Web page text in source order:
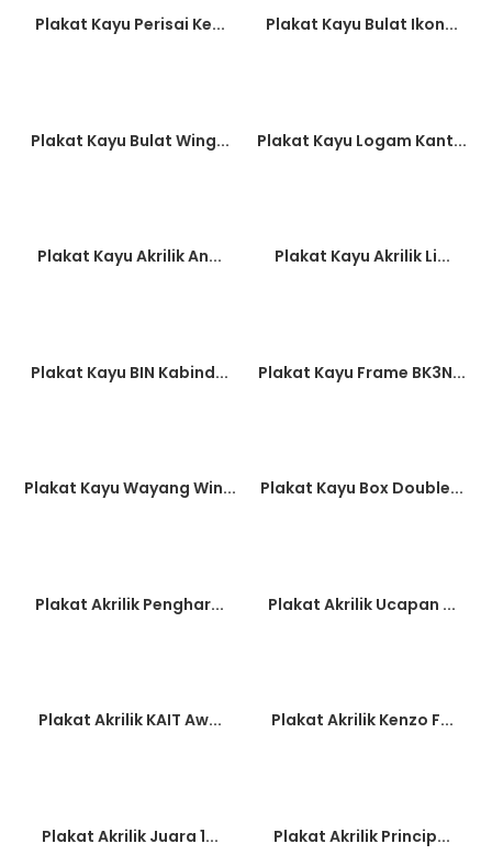
Plakat Kayu Perisai Ke... Plakat Kayu Bulat Ikon...
Plakat Kayu Bulat Wing... Plakat Kayu Logam Kant...
Plakat Kayu Akrilik An... Plakat Kayu Akrilik Li...
Plakat Kayu BIN Kabind... Plakat Kayu Frame BK3N...
Plakat Kayu Wayang Win... Plakat Kayu Box Double...
Plakat Akrilik Penghar... Plakat Akrilik Ucapan ...
Plakat Akrilik KAIT Aw... Plakat Akrilik Kenzo F...
Plakat Akrilik Juara 1... Plakat Akrilik Princip...